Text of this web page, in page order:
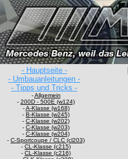
- Hauptseite -
- Umbauanleitungen -
- Tipps und Tricks -
-Allgemein
- 200D - 500E (w124)
-A-Klasse (w168)
- B-Klasse (w245)
- C-Klasse (w202)
- C-Klasse (w203)
- C-Klasse (w204)
- C-Sportcoupe / CLC (cl203)
- CL-Klasse (c215)
- CL-Klasse (c216)